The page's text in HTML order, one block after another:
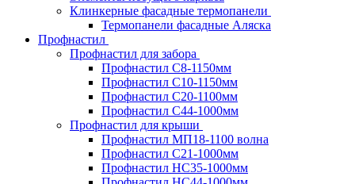
Клинкерные фасадные термопанели
Термопанели фасадные Аляска
Профнастил
Профнастил для забора
Профнастил С8-1150мм
Профнастил С10-1150мм
Профнастил С20-1100мм
Профнастил С44-1000мм
Профнастил для крыши
Профнастил МП18-1100 волна
Профнастил С21-1000мм
Профнастил HC35-1000мм